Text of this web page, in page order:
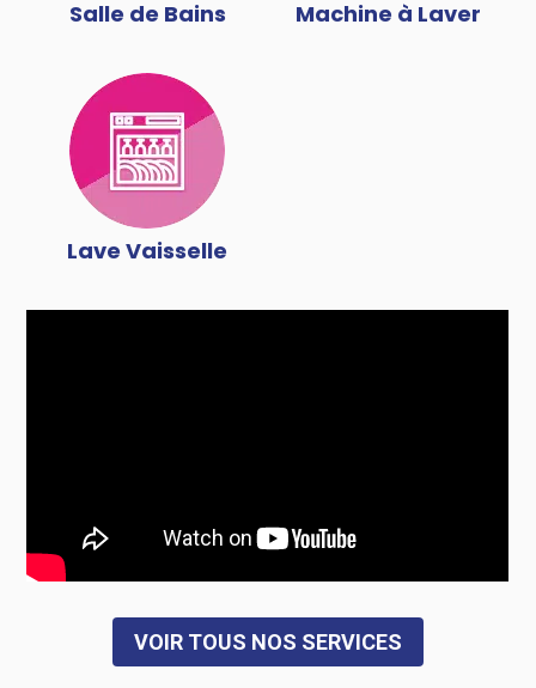
Salle de Bains Machine à Laver
Lave Vaisselle
VOIR TOUS NOS SERVICES